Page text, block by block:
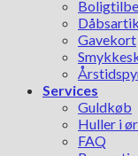
Gavekort
Services
Guldkøb
Huller i
FAQ